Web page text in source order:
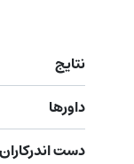
نتایج
داورها
دست اندرکاران